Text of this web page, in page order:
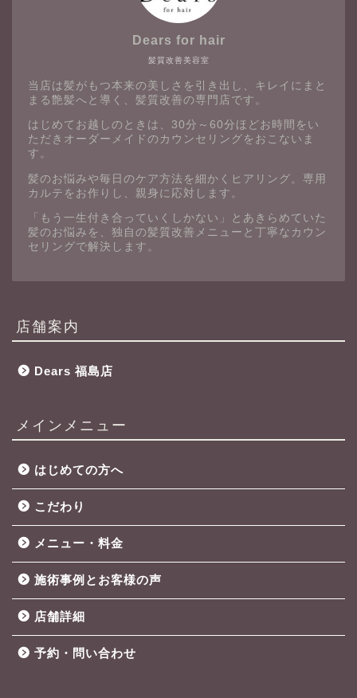
髪質改善美容室
Dears for hair
当店は髪がもつ本来の美しさを引き出し、キレイにまと
まる艶髪へと導く、髪質改善の専門店です。
はじめてお越しのときは、30分～60分ほどお時間をい
ただきオーダーメイドのカウンセリングをおこないま
す。
髪のお悩みや毎日のケア方法を細かくヒアリング。専用
カルテをお作りし、親身に応対します。
「もう一生付き合っていくしかない」とあきらめていた
髪のお悩みを、独自の髪質改善メニューと丁寧なカウン
セリングで解決します。
店舗案内
Dears 福島店
メインメニュー
はじめての方へ
こだわり
メニュー・料金
施術事例とお客様の声
店舗詳細
予約・問い合わせ